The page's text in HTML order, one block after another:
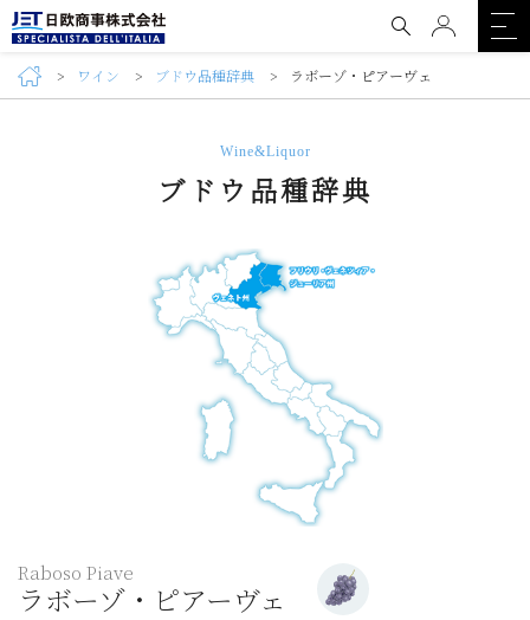
ワイン ブドウ品種辞典 ラボーゾ・ピアーヴェ
Wine&Liquor
ブドウ品種辞典
Raboso Piave
ラボーゾ・ピアーヴェ